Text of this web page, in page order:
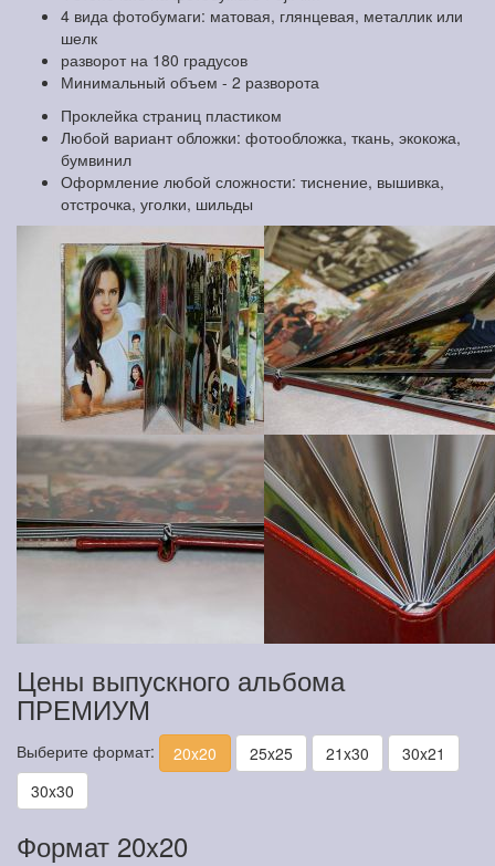
4 вида фотобумаги: матовая, глянцевая, металлик или
шелк
разворот на 180 градусов
Минимальный объем - 2 разворота
Проклейка страниц пластиком
Любой вариант обложки: фотообложка, ткань, экокожа,
бумвинил
Оформление любой сложности: тиснение, вышивка,
отстрочка, уголки, шильды
Цены выпускного альбома
ПРЕМИУМ
Выберите формат: 20x20 25x25 21x30
30x21
30x30
Формат 20x20